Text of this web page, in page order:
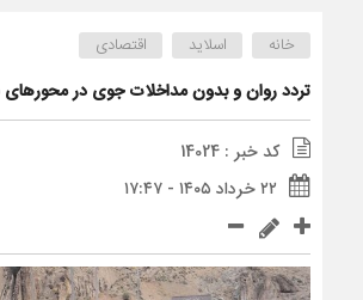
خانه اسلاید اقتصادی
تردد روان و بدون مداخلات جوی در
کد خبر : 14024
۲۲ خرداد ۱۴۰۵ - ۱۷:۴۷